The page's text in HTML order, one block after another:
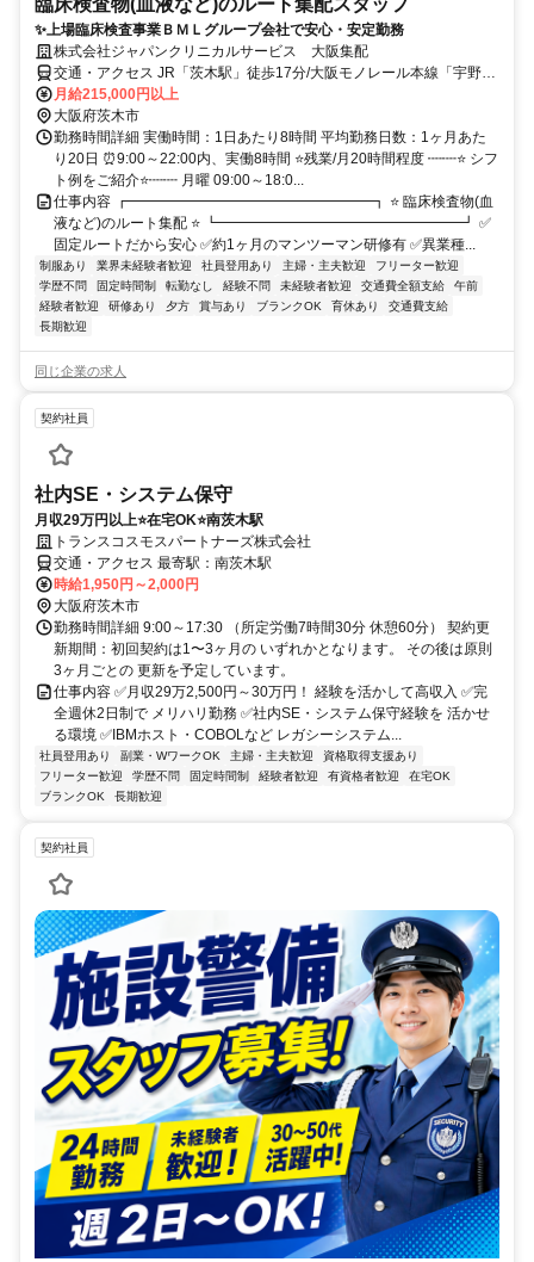
✨上場臨床検査事業ＢＭＬグループ会社で安心・安定勤務
株式会社ジャパンクリニカルサービス 大阪集配
交通・アクセス JR「茨木駅」徒歩17分/大阪モノレール本線「宇野辺
駅」徒歩16分/大阪モノレール彩都線「公園東口駅」徒歩18分
月給215,000円以上
大阪府茨木市
勤務時間詳細 実働時間：1日あたり8時間 平均勤務日数：1ヶ月あた
り20日 ⏰9:00～22:00内、実働8時間 ⭐残業/月20時間程度 ┉┉⭐ シフ
ト例をご紹介⭐┉┉ 月曜 09:00～18:0...
仕事内容 ┏━━━━━━━━━━━━━━━━━┓ ⭐ 臨床検査物(血
液など)のルート集配 ⭐ ┗━━━━━━━━━━━━━━━━━┛ ✅
固定ルートだから安心 ✅約1ヶ月のマンツーマン研修有 ✅異業種...
制服あり 業界未経験者歓迎 社員登用あり 主婦・主夫歓迎
フリーター歓迎
学歴不問
固定時間制 転勤なし 経験不問 未経験者歓迎 交通費全額支給
午前
経験者歓迎
研修あり 夕方 賞与あり ブランクOK 育休あり
交通費支給
長期歓迎
同じ企業の求人
契約社員
社内SE・システム保守
月収29万円以上⭐在宅OK⭐南茨木駅
トランスコスモスパートナーズ株式会社
交通・アクセス 最寄駅：南茨木駅
時給1,950円～2,000円
大阪府茨木市
勤務時間詳細 9:00～17:30 （所定労働7時間30分 休憩60分） 契約更
新期間：初回契約は1〜3ヶ月の いずれかとなります。 その後は原則
3ヶ月ごとの 更新を予定しています。
仕事内容 ✅月収29万2,500円～30万円！ 経験を活かして高収入 ✅完
全週休2日制で メリハリ勤務 ✅社内SE・システム保守経験を 活かせ
る環境 ✅IBMホスト・COBOLなど レガシーシステム...
社員登用あり 副業・WワークOK 主婦・主夫歓迎
資格取得支援あり
フリーター歓迎
学歴不問 固定時間制 経験者歓迎 有資格者歓迎
在宅OK
ブランクOK
長期歓迎
契約社員